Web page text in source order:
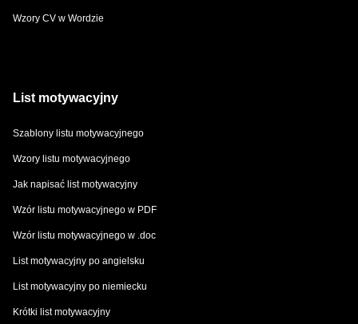
Wzory CV w Wordzie
List motywacyjny
Szablony listu motywacyjnego
Wzory listu motywacyjnego
Jak napisać list motywacyjny
Wzór listu motywacyjnego w PDF
Wzór listu motywacyjnego w .doc
List motywacyjny po angielsku
List motywacyjny po niemiecku
Krótki list motywacyjny